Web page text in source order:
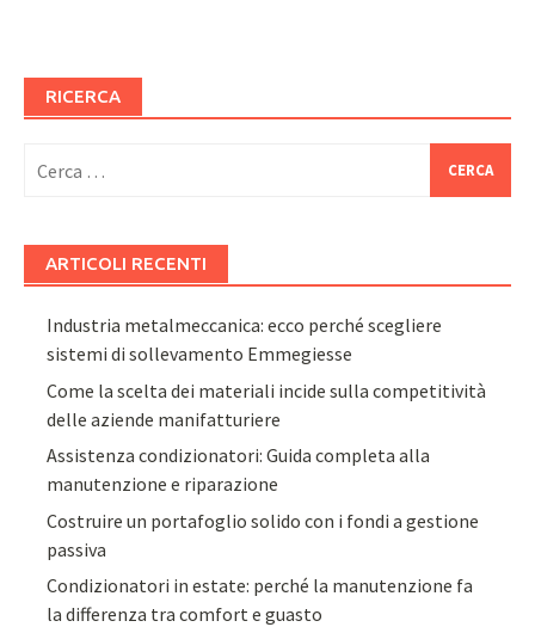
RICERCA
per:
ARTICOLI RECENTI
Industria metalmeccanica: ecco perché scegliere
sistemi di sollevamento Emmegiesse
Come la scelta dei materiali incide sulla competitività
delle aziende manifatturiere
Assistenza condizionatori: Guida completa alla
manutenzione e riparazione
Costruire un portafoglio solido con i fondi a gestione
passiva
Condizionatori in estate: perché la manutenzione fa
la differenza tra comfort e guasto